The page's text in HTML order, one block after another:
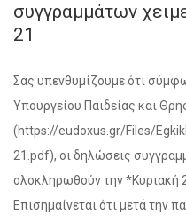
συγγραμμάτων
21
Σας υπενθυμίζουμε ότι
Υπουργείου Παιδείας και
(https://eudoxus.gr/Files/
21.pdf), οι δηλώσεις
ολοκληρωθούν την *Κυριακή
Επισημαίνεται ότι μετά την